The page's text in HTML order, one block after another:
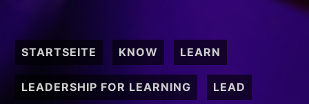
STARTSEITE KNOW LEARN
LEADERSHIP FOR LEARNING LEAD